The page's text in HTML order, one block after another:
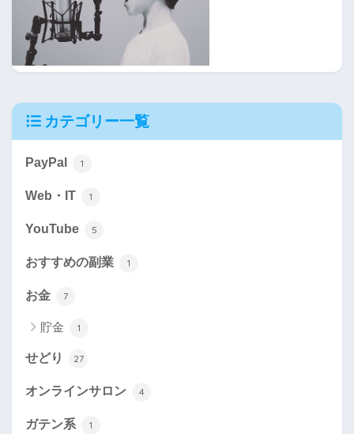
カテゴリー一覧
PayPal 1
Web・IT 1
YouTube 5
おすすめの副業 1
お金 7
貯金 1
せどり 27
オンラインサロン 4
ガテン系 1